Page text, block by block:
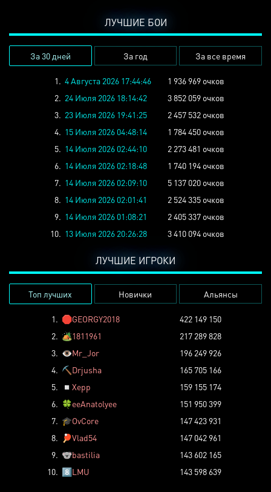
ЛУЧШИЕ БОИ
За 30 дней За год За все время
1. 4 Августа 2026 17:44:46
1 936 969 очков
2. 24 Июля 2026 18:14:42
3 852 059 очков
3. 23 Июля 2026 19:41:25
2 457 532 очков
4. 15 Июля 2026 04:48:14
1 784 450 очков
5. 14 Июля 2026 02:44:10
2 273 481 очков
6. 14 Июля 2026 02:18:48
1 740 194 очков
7. 14 Июля 2026 02:09:10
5 137 020 очков
8. 14 Июля 2026 02:01:41
2 524 335 очков
9. 14 Июля 2026 01:08:21
2 405 337 очков
10. 13 Июля 2026 20:26:28 3 410 094 очков
ЛУЧШИЕ ИГРОКИ
Топ лучших Новички Альянсы
1. 🛑GEORGY2018
422 149 150
2. 🏕️1811961
217 289 828
3. 👁️Mr_Jor
196 249 926
4. ⛏️ Drjusha
165 705 166
5.
◽ Xepp
159 155 174
6. 🍀eeAnatolyee
151 950 399
7. 🎓OvCore
147 423 931
8.
🏓Vlad54
147 042 961
9. 🐨bastilia
143 602 165
10. 8️⃣LMU 143 598 639